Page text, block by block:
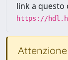
link a questo
https://
Attenzione